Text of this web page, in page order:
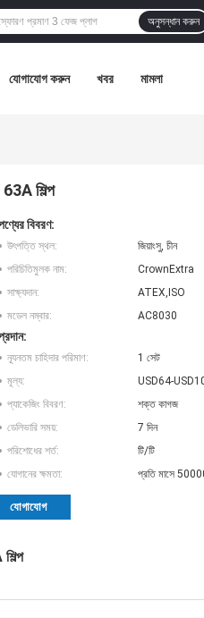
অনুসন্ধান করুন
যোগাযোগ করুন খবর মামলা
শিল্প
বিবরণ:
উৎপত্তি স্থল:
জিয়াংসু, চীন
পরিচিতিমুলক নাম:
CrownExtra
সাক্ষ্যদান:
ATEX,ISO
মডেল নম্বার:
AC8030
ন্যূনতম চাহিদার পরিমাণ:
1 সেট
মূল্য:
USD64-
প্যাকেজিং বিবরণ:
শক্ত কাগজ
ডেলিভারি সময়:
7 দিন
পরিশোধের শর্ত:
টি/টি
যোগানের ক্ষমতা:
প্রতি মাসে
যোগাযোগ